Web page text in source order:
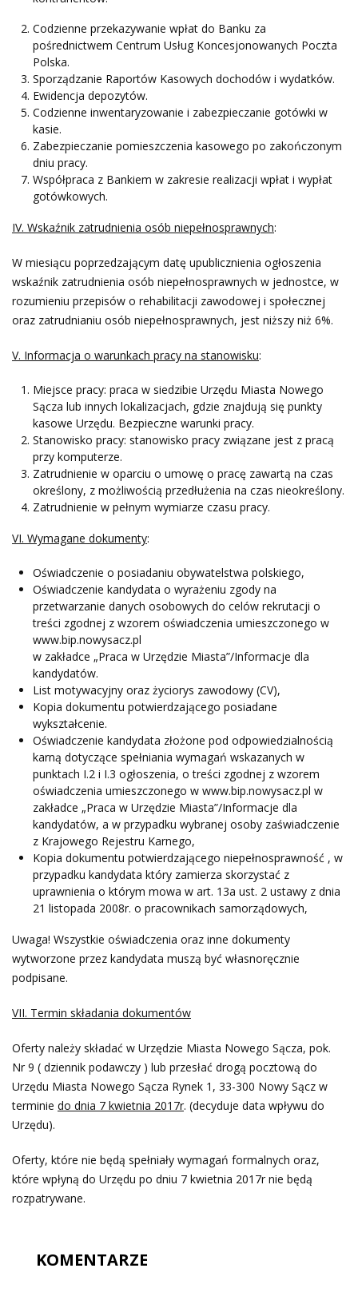
Codzienne przekazywanie wpłat do Banku za
pośrednictwem Centrum Usług Koncesjonowanych Poczta
Polska.
Sporządzanie Raportów Kasowych dochodów i wydatków.
Ewidencja depozytów.
Codzienne inwentaryzowanie i zabezpieczanie gotówki w
kasie.
Zabezpieczanie pomieszczenia kasowego po zakończonym
dniu pracy.
Współpraca z Bankiem w zakresie realizacji wpłat i wypłat
gotówkowych.
IV. Wskaźnik zatrudnienia osób niepełnosprawnych:
W miesiącu poprzedzającym datę upublicznienia ogłoszenia
wskaźnik zatrudnienia osób niepełnosprawnych w jednostce, w
rozumieniu przepisów o rehabilitacji zawodowej i społecznej
oraz zatrudnianiu osób niepełnosprawnych, jest niższy niż 6%.
V. Informacja o warunkach pracy na stanowisku:
Miejsce pracy: praca w siedzibie Urzędu Miasta Nowego
Sącza lub innych lokalizacjach, gdzie znajdują się punkty
kasowe Urzędu. Bezpieczne warunki pracy.
Stanowisko pracy: stanowisko pracy związane jest z pracą
przy komputerze.
Zatrudnienie w oparciu o umowę o pracę zawartą na czas
określony, z możliwością przedłużenia na czas nieokreślony.
Zatrudnienie w pełnym wymiarze czasu pracy.
VI. Wymagane dokumenty:
Oświadczenie o posiadaniu obywatelstwa polskiego,
Oświadczenie kandydata o wyrażeniu zgody na
przetwarzanie danych osobowych do celów rekrutacji o
treści zgodnej z wzorem oświadczenia umieszczonego w
www.bip.nowysacz.pl
w zakładce „Praca w Urzędzie Miasta”/Informacje dla
kandydatów.
List motywacyjny oraz życiorys zawodowy (CV),
Kopia dokumentu potwierdzającego posiadane
wykształcenie.
Oświadczenie kandydata złożone pod odpowiedzialnością
karną dotyczące spełniania wymagań wskazanych w
punktach I.2 i I.3 ogłoszenia, o treści zgodnej z wzorem
oświadczenia umieszczonego w www.bip.nowysacz.pl w
zakładce „Praca w Urzędzie Miasta”/Informacje dla
kandydatów, a w przypadku wybranej osoby zaświadczenie
z Krajowego Rejestru Karnego,
Kopia dokumentu potwierdzającego niepełnosprawność , w
przypadku kandydata który zamierza skorzystać z
uprawnienia o którym mowa w art. 13a ust. 2 ustawy z dnia
21 listopada 2008r. o pracownikach samorządowych,
Uwaga! Wszystkie oświadczenia oraz inne dokumenty
wytworzone przez kandydata muszą być własnoręcznie
podpisane.
VII. Termin składania dokumentów
Oferty należy składać w Urzędzie Miasta Nowego Sącza, pok.
Nr 9 ( dziennik podawczy ) lub przesłać drogą pocztową do
Urzędu Miasta Nowego Sącza Rynek 1, 33-300 Nowy Sącz w
terminie do dnia 7 kwietnia 2017r. (decyduje data wpływu do
Urzędu).
Oferty, które nie będą spełniały wymagań formalnych oraz,
które wpłyną do Urzędu po dniu 7 kwietnia 2017r nie będą
rozpatrywane.
KOMENTARZE